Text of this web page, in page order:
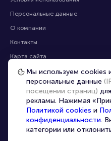
Персональные данные
О компании
Контакты
Карта сайта
Управление cookies
Главная |
Мы используем cookies
персональные данные
посещении страниц)
рекламы. Нажимая
Политикой cookies и
конфиденциальности.
категории или